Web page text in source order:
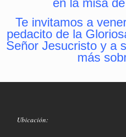
Te invitamos a
pedacito de la
Señor Jesucristo y a
más
Ubicación: